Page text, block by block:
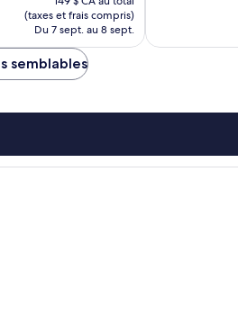
est
de
135 $ CA
(taxes et frais compris)
Du 7 sept. au 8 sept.
semblables